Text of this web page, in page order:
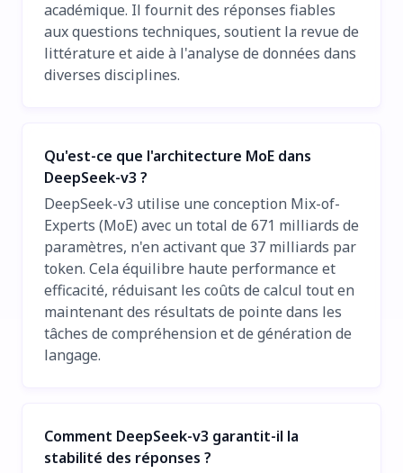
académique. Il fournit des réponses fiables
aux questions techniques, soutient la revue de
littérature et aide à l'analyse de données dans
diverses disciplines.
Qu'est-ce que l'architecture MoE dans
DeepSeek-v3 ?
DeepSeek-v3 utilise une conception Mix-of-
Experts (MoE) avec un total de 671 milliards de
paramètres, n'en activant que 37 milliards par
token. Cela équilibre haute performance et
efficacité, réduisant les coûts de calcul tout en
maintenant des résultats de pointe dans les
tâches de compréhension et de génération de
langage.
Comment DeepSeek-v3 garantit-il la
stabilité des réponses ?